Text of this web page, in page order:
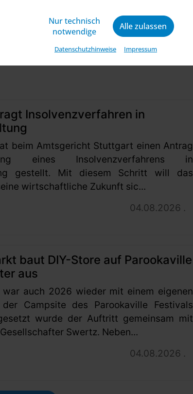
Nur technisch
notwendige
Alle zulassen
Datenschutzhinweise Impressum
Insolvenzverfahren in
beim Amtsgericht Stuttgart einen Antrag
eines Insolvenzverfahrens in
gestellt. Mit diesem Schritt will das
wirtschaftliche Zukunft sic...
04.08.2026 .
baut DIY-Store auf Parookaville
aus
war auch 2026 wieder mit einem eigenen
Campsite des Parookaville Festivals
wurde der Auftritt gemeinsam mit
Swertz. Neben...
04.08.2026 .